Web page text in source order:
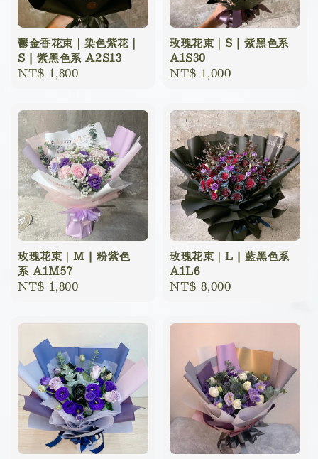
鬱金香花束｜染色紫花｜
S | 紫黑色系 A2S13
Regular
NT$ 1,800
玫瑰花束｜S | 紫黑色系
A1S30
Regular
NT$ 1,000
玫瑰花束｜M | 粉紫色
系 A1M57
Regular
NT$ 1,800
玫瑰花束｜L | 藍黑色系
A1L6
Regular
NT$ 8,000